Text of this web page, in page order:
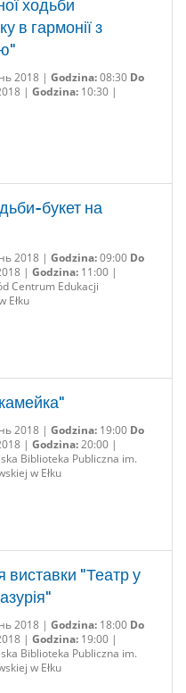
ходьби
в гармонії з
2018 | Godzina:08:30 Do
| Godzina:10:30 |
букет на
2018 | Godzina:09:00 Do
| Godzina:11:00 |
Centrum Edukacji
Ełku
2018 | Godzina:19:00 Do
| Godzina:20:00 |
Biblioteka Publiczna im.
w Ełku
виставки "Театр у
2018 | Godzina:18:00 Do
| Godzina:19:00 |
Biblioteka Publiczna im.
w Ełku